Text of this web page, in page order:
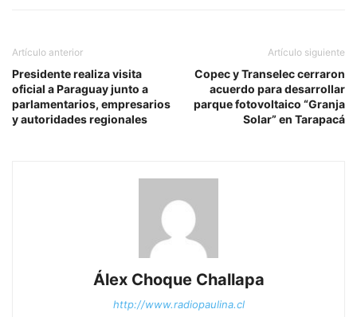
Artículo anterior
Presidente realiza visita
oficial a Paraguay junto a
parlamentarios, empresarios
y autoridades regionales
Artículo siguiente
Copec y Transelec cerraron
acuerdo para desarrollar
parque fotovoltaico “Granja
Solar” en Tarapacá
Álex Choque Challapa
http://www.radiopaulina.cl